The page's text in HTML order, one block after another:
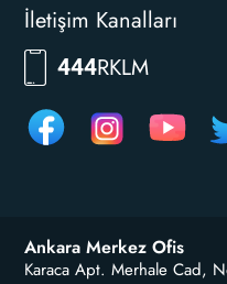
İletişim Kanalları
444RKLM
Ankara Merkez Ofis
Karaca Apt. Merhale Cad,